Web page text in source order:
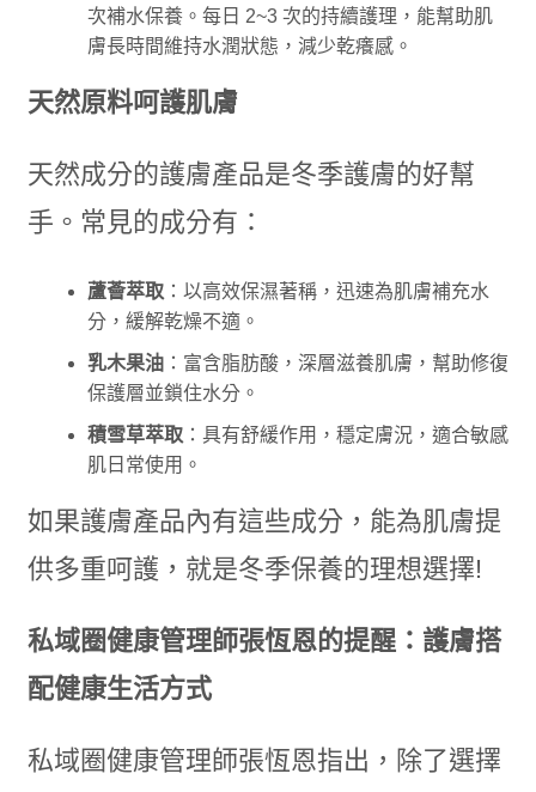
次補水保養。每日 2~3 次的持續護理，能幫助肌
膚長時間維持水潤狀態，減少乾癢感。
天然原料呵護肌膚
天然成分的護膚產品是冬季護膚的好幫
手。常見的成分有：
蘆薈萃取：以高效保濕著稱，迅速為肌膚補充水
分，緩解乾燥不適。
乳木果油：富含脂肪酸，深層滋養肌膚，幫助修復
保護層並鎖住水分。
積雪草萃取：具有舒緩作用，穩定膚況，適合敏感
肌日常使用。
如果護膚產品內有這些成分，能為肌膚提
供多重呵護，就是冬季保養的理想選擇!
私域圈健康管理師張恆恩的提醒：護膚搭
配健康生活方式
私域圈健康管理師張恆恩指出，除了選擇